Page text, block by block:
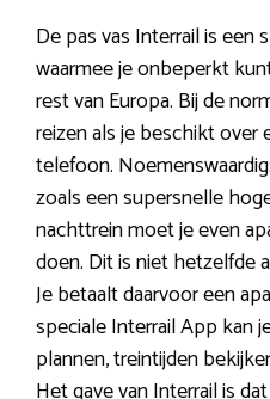
De pas vas Interrail is een
waarmee je onbeperkt
rest van Europa. Bij de
reizen als je beschikt over
telefoon.
zoals een supersnelle
nachttrein moet je even
doen. Dit is niet hetzelfde
Je betaalt daarvoor een
speciale Interrail App kan
plannen, treintijden